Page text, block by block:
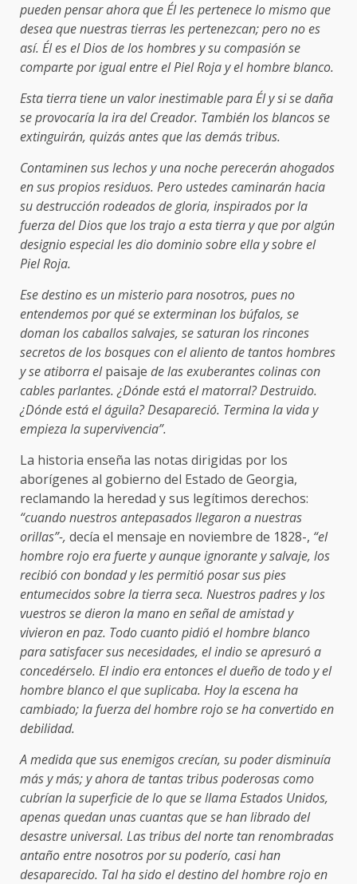
pueden pensar ahora que Él les pertenece lo mismo que
desea que nuestras tierras les pertenezcan; pero no es
así. Él es el Dios de los hombres y su compasión se
comparte por igual entre el Piel Roja y el hombre blanco.
Esta tierra tiene un valor inestimable para Él y si se daña
se provocaría la ira del Creador. También los blancos se
extinguirán, quizás antes que las demás tribus.
Contaminen sus lechos y una noche perecerán ahogados
en sus propios residuos. Pero ustedes caminarán hacia
su destrucción rodeados de gloria, inspirados por la
fuerza del Dios que los trajo a esta tierra y que por algún
designio especial les dio dominio sobre ella y sobre el
Piel Roja.
Ese destino es un misterio para nosotros, pues no
entendemos por qué se exterminan los búfalos, se
doman los caballos salvajes, se saturan los rincones
secretos de los bosques con el aliento de tantos hombres
y se atiborra elpaisaje de las exuberantes colinas con
cables parlantes. ¿Dónde está el matorral? Destruido.
¿Dónde está el águila? Desapareció. Termina la vida y
empieza la supervivencia”.
La historia enseña las notas dirigidas por los
aborígenes al gobierno del Estado de Georgia,
reclamando la heredad y sus legítimos derechos:
“cuando nuestros antepasados llegaron a nuestras
orillas”-, decía el mensaje en noviembre de 1828-, “el
hombre rojo era fuerte y aunque ignorante y salvaje, los
recibió con bondad y les permitió posar sus pies
entumecidos sobre la tierra seca. Nuestros padres y los
vuestros se dieron la mano en señal de amistad y
vivieron en paz. Todo cuanto pidió el hombre blanco
para satisfacer sus necesidades, el indio se apresuró a
concedérselo. El indio era entonces el dueño de todo y el
hombre blanco el que suplicaba. Hoy la escena ha
cambiado; la fuerza del hombre rojo se ha convertido en
debilidad.
A medida que sus enemigos crecían, su poder disminuía
más y más; y ahora de tantas tribus poderosas como
cubrían la superficie de lo que se llama Estados Unidos,
apenas quedan unas cuantas que se han librado del
desastre universal. Las tribus del norte tan renombradas
antaño entre nosotros por su poderío, casi han
desaparecido. Tal ha sido el destino del hombre rojo en